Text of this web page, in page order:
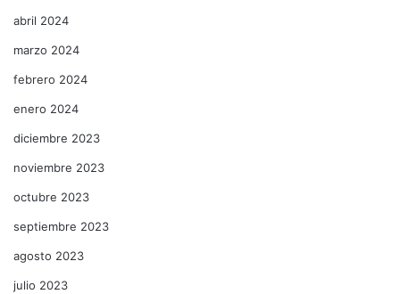
abril 2024
marzo 2024
febrero 2024
enero 2024
diciembre 2023
noviembre 2023
octubre 2023
septiembre 2023
agosto 2023
julio 2023